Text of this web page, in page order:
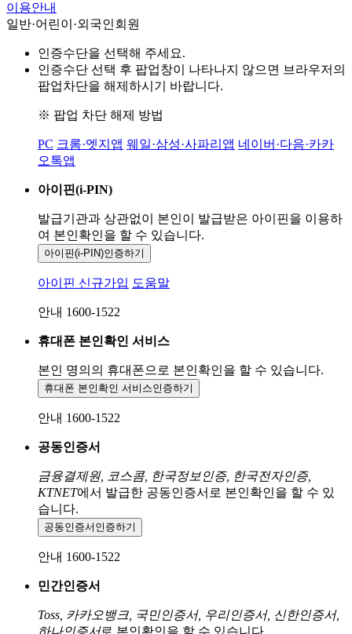
이용안내
일반·어린이·외국인회원
인증수단을 선택해 주세요.
인증수단 선택 후 팝업창이 나타나지 않으면 브라우저의
팝업차단을 해제하시기 바랍니다.
※ 팝업 차단 해제 방법
PC 크롬·엣지앱 웨일·삼성·사파리앱 네이버·다음·카카
오톡앱
아이핀(i-PIN)
발급기관과 상관없이 본인이 발급받은 아이핀을 이용하
여 본인확인을 할 수 있습니다.
아이핀(i-PIN)인증하기
아이핀 신규가입 도움말
안내 1600-1522
휴대폰 본인확인 서비스
본인 명의의 휴대폰으로 본인확인을 할 수 있습니다.
휴대폰 본인확인 서비스인증하기
안내 1600-1522
공동인증서
금융결제원, 코스콤, 한국정보인증, 한국전자인증,
KTNET에서 발급한 공동인증서로 본인확인을 할 수 있
습니다.
공동인증서 인증하기
안내 1600-1522
민간인증서
Toss, 카카오뱅크, 국민인증서, 우리인증서, 신한인증서,